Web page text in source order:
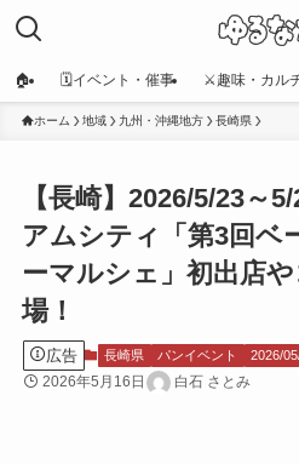
🏠 🗓️イベント・催事 ⚔️趣味・カル
ホーム 地域 九州・沖縄地方 長崎県
【長崎】2026/5/23～
アムシティ「第3回ベ
ーマルシェ」初出店
場！
広告 長崎県 パンイベント 2026/
2026年5月16日 白石 さとみ